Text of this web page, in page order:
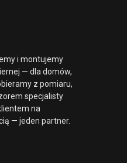
i montujemy
— dla domów,
z pomiaru,
specjalisty
na
— jeden partner.